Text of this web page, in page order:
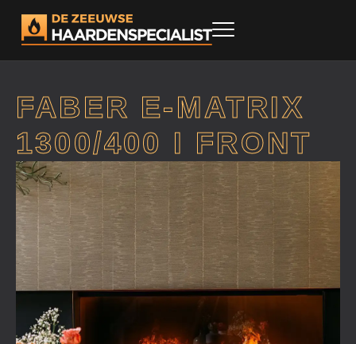
FABER E-MATRIX
1300/400 I FRONT